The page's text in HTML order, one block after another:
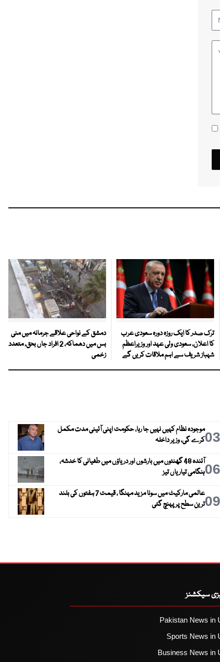
ترک صدر کا ایک روزہ دورہ سعودی عرب
کا اعلان، سعودی ولی عہد اور وزیراعظم
شہباز شریف سے اہم ملاقات کریں گے
دمشق کے نواحی علاقے جرمانہ میں منی
بس میں دھماکہ، 2 افراد جاں بحق، متعدد
زخمی
03موجودہ نظام کہیں نہیں جا رہا، حکومت اپنی آئینی مدت مکمل
کرے گی، وزیر داخلہ
06
آئندہ 48 گھنٹوں میں بارشوں اور دریاؤں میں طغیانی کا خدشہ،
ہنگامی تیاریاں تیز
09
عالمی مارکیٹ میں سونا مزید مہنگا ، قیمت 7 ہفتوں کی بلند
ترین سطح پر پہنچ گئی
سیکشنز
Pakistan News in
Sports News in
Business News in